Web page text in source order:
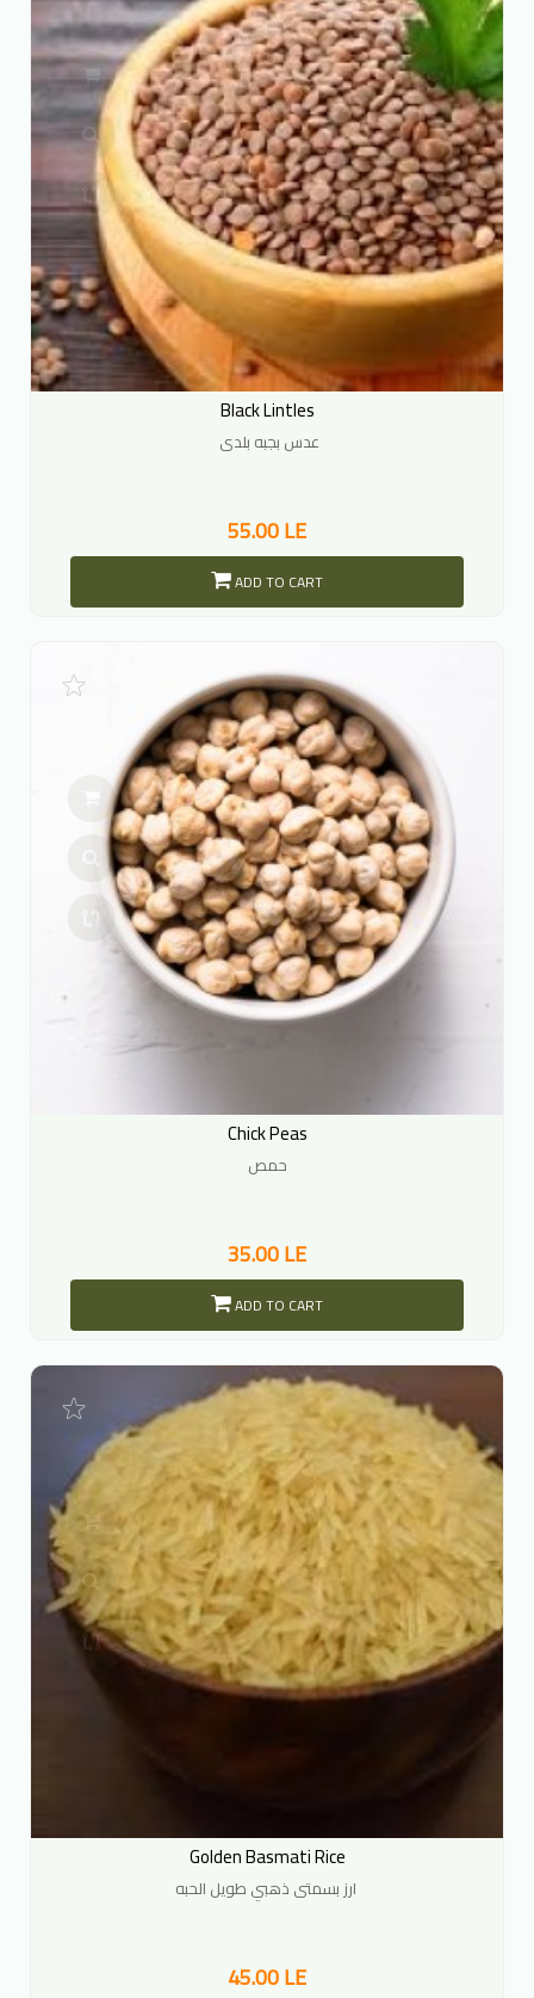
Black Lintles
عدس بجبه بلدى
55.00 LE
ADD TO CART
Chick Peas
حمص
35.00 LE
ADD TO CART
Golden Basmati Rice
45.00 LE